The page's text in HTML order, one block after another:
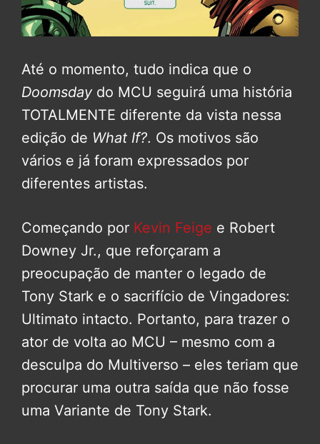
Até o momento, tudo indica que o
Doomsday do MCU seguirá uma história
TOTALMENTE diferente da vista nessa
edição de What If?. Os motivos são
vários e já foram expressados por
diferentes artistas.
Começando por Kevin Feige e Robert
Downey Jr., que reforçaram a
preocupação de manter o legado de
Tony Stark e o sacrifício de Vingadores:
Ultimato intacto. Portanto, para trazer o
ator de volta ao MCU – mesmo com a
desculpa do Multiverso – eles teriam que
procurar uma outra saída que não fosse
uma Variante de Tony Stark.